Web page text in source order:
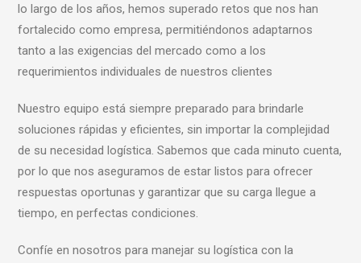
lo largo de los años, hemos superado retos que nos han
fortalecido como empresa, permitiéndonos adaptarnos
tanto a las exigencias del mercado como a los
requerimientos individuales de nuestros clientes
Nuestro equipo está siempre preparado para brindarle
soluciones rápidas y eficientes, sin importar la complejidad
de su necesidad logística. Sabemos que cada minuto cuenta,
por lo que nos aseguramos de estar listos para ofrecer
respuestas oportunas y garantizar que su carga llegue a
tiempo, en perfectas condiciones.
Confíe en nosotros para manejar su logística con la